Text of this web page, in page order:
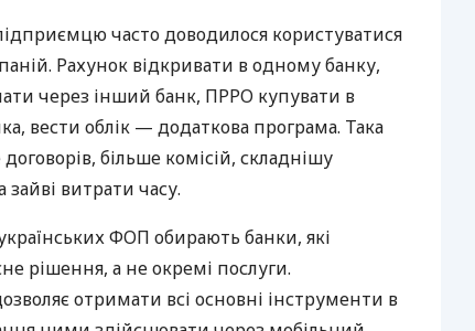
часто доводилося користуватися
Рахунок відкривати в одному банку,
через інший банк, ПРРО купувати в
вести облік — додаткова програма. Така
більше комісій, складнішу
витрати часу.
ФОП обирають банки, які
рішення, а не окремі послуги.
отримати всі основні інструменти в